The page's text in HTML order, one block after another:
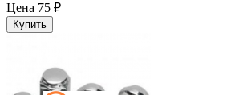
Цена 75 ₽